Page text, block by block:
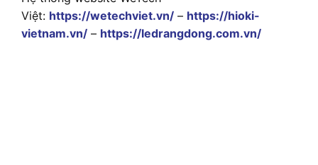
Việt: https://wetechviet.vn/ – https://hioki-
vietnam.vn/ – https://ledrangdong.com.vn/